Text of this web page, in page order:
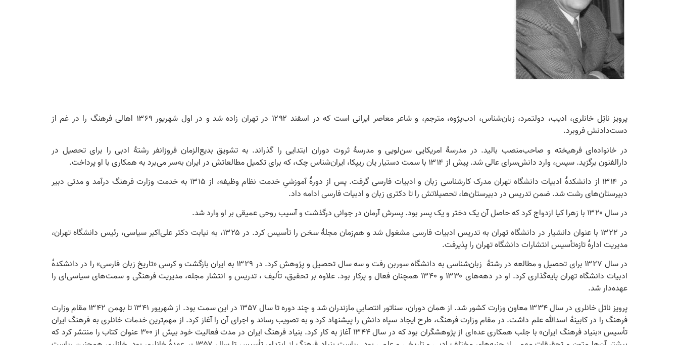
پرویز ناتِل خانلری، ادیب، دولتمرد، زبان‌شناس، ادب‌پژوه، مترجم، و شاعر معاصر ایرانی است که در اسفند ۱۲۹۲ در تهران زاده شد و در اول شهریور ۱۳۶۹ اهالی فرهنگ را در غم از
دست‌دادنش فروبرد.
در خانواده‌ای فرهیخته و صاحب‌منصب بالید. در مدرسۀ امریکایی سن‌لویی و مدرسۀ ثروت دوران ابتدایی را گذراند. به تشویق بدیع‌الزمان فروزانفر رشتۀ ادبی را برای تحصیل در
دارالفنون برگزید. سپس، وارد دانش‌سرای عالی شد. پیش از ۱۳۱۴ با سمت دستیار یان ریپکا، ایران‌شناس چک، که برای تکمیل مطالعاتش در ایران به‌سر می‌برد به همکاری با او پرداخت.
در ۱۳۱۴ از دانشکدۀ ادبیات دانشگاه تهران مدرک کارشناسی زبان و ادبیات فارسی گرفت. پس از دورۀ آموزشیِ خدمت نظام وظیفه، از ۱۳۱۵ به خدمت وزارت فرهنگ درآمد و مدتی دبیر
دبیرستان‌های رشت شد. ضمن تدریس در دبیرستان‌ها، تحصیلاتش را تا دکتری زبان و ادبیات فارسی ادامه داد.
در سال ۱۳۲۰ با زهرا کیا ازدواج کرد که حاصل آن یک دختر و یک پسر بود. پسرش آرمان در جوانی درگذشت و آسیب روحی عمیقی بر او وارد شد.
در ۱۳۲۲ با عنوان دانشیار در دانشگاه تهران به تدریس ادبیات فارسی مشغول شد و هم‌زمان مجلۀ
سخن
را تأسیس کرد. در ۱۳۲۵، به نیابت دکتر علی‌اکبر سیاسی، رئیس دانشگاه تهران،
مدیریت ادارۀ تازه‌تأسیس انتشارات دانشگاه تهران را پذیرفت.
در سال ۱۳۲۷ برای تحصیل و مطالعه در رشتۀ زبان‌شناسی به دانشگاه سوربن رفت و سه سال تحصیل و پژوهش کرد. در ۱۳۲۹ به ایران بازگشت و کرسی «تاریخ زبان فارسی» را در دانشکدۀ
ادبیات دانشگاه تهران پایه‌گذاری کرد. او در دهه‌های ۱۳۳۰ و ۱۳۴۰ همچنان فعال و پرکار بود. علاوه بر تحقیق، تألیف ، تدریس و انتشار مجله، مدیریت فرهنگی و سمت‌های سیاسی‌ای را
عهده‌دار شد.
پرویز ناتل خانلری در سال ۱۳۳۴ معاون وزارت کشور شد. از همان دوران، سناتور انتصابیِ مازندران شد و چند دوره تا سال ۱۳۵۷ در این سمت بود. از شهریور ۱۳۴۱ تا بهمن ۱۳۴۲ مقام وزارت
فرهنگ را در کابینۀ اسدالله علم داشت. در مقام وزارت فرهنگ، طرح ایجاد سپاه دانش را پیشنهاد کرد و به تصویب رساند و اجرای آن را آغاز کرد. از مهم‌ترین خدمات خانلری به فرهنگ ایران
تأسیس «بنیاد فرهنگ ایران» با جلب همکاری عده‌ای از پژوهشگران بود که در سال ۱۳۴۴ آغاز به کار کرد. بنیاد فرهنگ ایران در مدت فعالیت خود بیش از ۳۰۰ عنوان کتاب را منتشر کرد که